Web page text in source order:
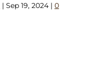
| Sep 19, 2024 | 0